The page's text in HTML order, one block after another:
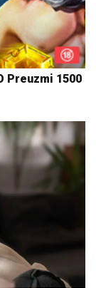
Preuzmi 1500